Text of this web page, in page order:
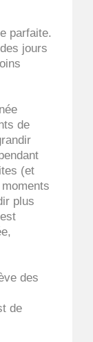
parfaite.
jours
de
(et
plus
des
de